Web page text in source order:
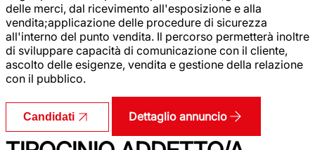
delle merci, dal ricevimento all'esposizione e alla
vendita;applicazione delle procedure di sicurezza
all'interno del punto vendita. Il percorso permetterà inoltre
di sviluppare capacità di comunicazione con il cliente,
ascolto delle esigenze, vendita e gestione della relazione
con il pubblico.
Candidati Dettaglio annuncio